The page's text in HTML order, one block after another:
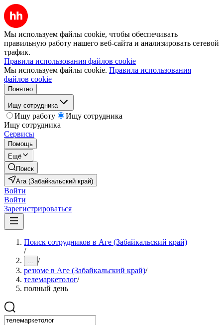
Мы используем файлы cookie, чтобы обеспечивать
правильную работу нашего веб-сайта и анализировать сетевой
трафик.
Правила использования файлов cookie
Мы используем файлы cookie. Правила использования
файлов cookie
Понятно
Ищу сотрудника
Ищу работу
Ищу сотрудника
Ищу сотрудника
Сервисы
Помощь
Ещё
Поиск
Ага (Забайкальский край)
Войти
Войти
Зарегистрироваться
Поиск сотрудников в Аге (Забайкальский край)
/
... /
резюме в Аге (Забайкальский край)/
телемаркетолог/
полный день